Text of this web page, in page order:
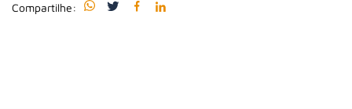
Compartilhe: